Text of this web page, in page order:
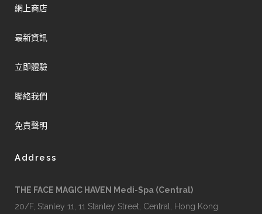
網上商店
最新資訊
立即體驗
聯絡我們
免責聲明
Address
THE FACE MAGIC HAVEN Medi-Spa (Central)
20/F, Stanley 11, 11 Stanley Street, Central, Hong Kong